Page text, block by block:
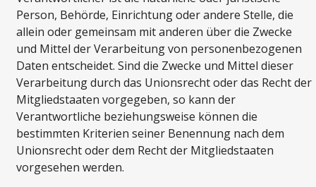
Person, Behörde, Einrichtung oder andere Stelle, die
allein oder gemeinsam mit anderen über die Zwecke
und Mittel der Verarbeitung von personenbezogenen
Daten entscheidet. Sind die Zwecke und Mittel dieser
Verarbeitung durch das Unionsrecht oder das Recht der
Mitgliedstaaten vorgegeben, so kann der
Verantwortliche beziehungsweise können die
bestimmten Kriterien seiner Benennung nach dem
Unionsrecht oder dem Recht der Mitgliedstaaten
vorgesehen werden.